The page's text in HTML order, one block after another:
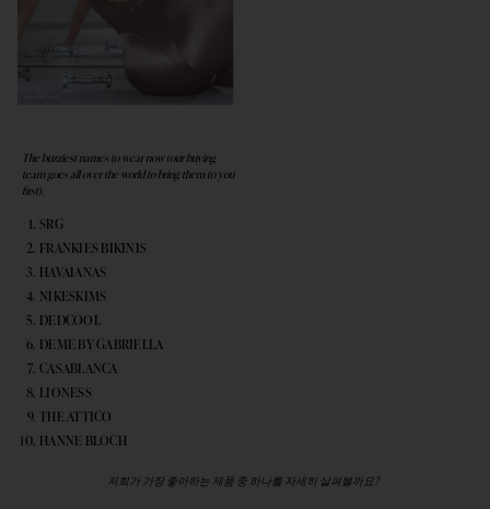
The buzziest names to wear now (our buying
team goes all over the world to bring them to you
first).
SRG
FRANKIES BIKINIS
HAVAIANAS
NIKESKIMS
DEDCOOL
DEME BY GABRIELLA
CASABLANCA
LIONESS
THE ATTICO
HANNE BLOCH
저희가 가장 좋아하는 제품 중 하나를 자세히 살펴볼까요?